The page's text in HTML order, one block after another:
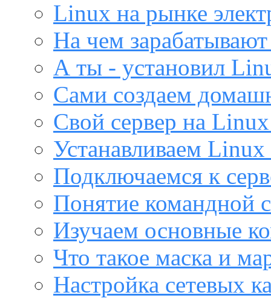
Linux на рынке
На чем
А ты - установил
Сами создаем
Свой сервер на
Устанавливаем
Подключаемся к
Понятие командной
Изучаем основные
Что такое маска и
Настройка сетевых